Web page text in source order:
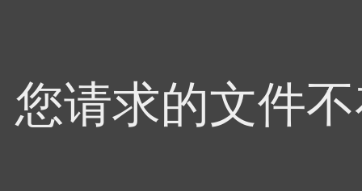
您请求的文件